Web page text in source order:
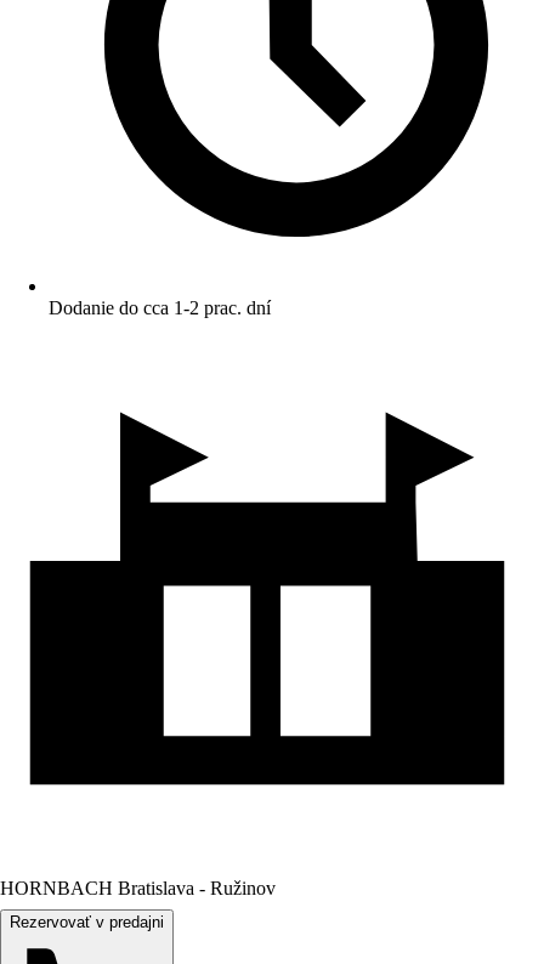
Dodanie do cca 1-2 prac. dní
HORNBACH Bratislava - Ružinov
Rezervovať v predajni